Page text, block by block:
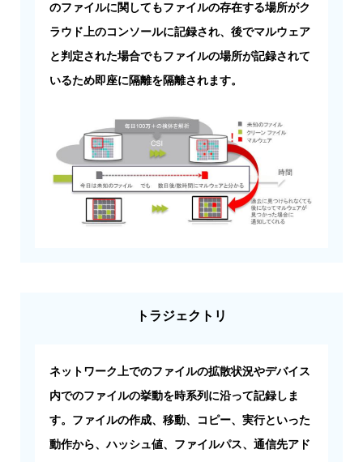
のファイルに関してもファイルの存在する場所がク
ラウド上のコンソールに記録され、後でマルウェア
と判定された場合でもファイルの場所が記録されて
いるため即座に隔離を隔離されます。
トラジェクトリ
ネットワーク上でのファイルの拡散状況やデバイス
内でのファイルの挙動を時系列に沿って記録しま
す。ファイルの作成、移動、コピー、実行といった
動作から、ハッシュ値、ファイルパス、通信先アド